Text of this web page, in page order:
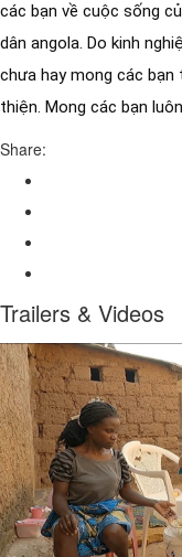
các bạn về cuộc sống
dân angola. Do kinh
chưa hay mong các
thiện. Mong các bạn
Share:
Trailers & Videos